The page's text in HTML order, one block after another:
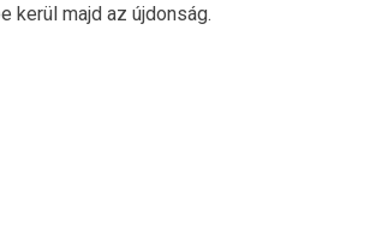
kerül majd az újdonság.